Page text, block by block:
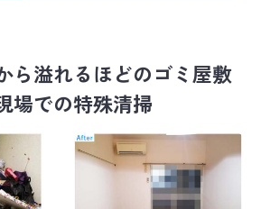
ら溢れるほどのゴミ屋敷
場での特殊清掃